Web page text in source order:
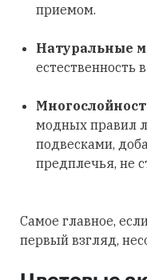
приемом.
Натуральные
естественность
модных правил
подвесками,
предплечья, не
Самое главное,
первый взгляд,